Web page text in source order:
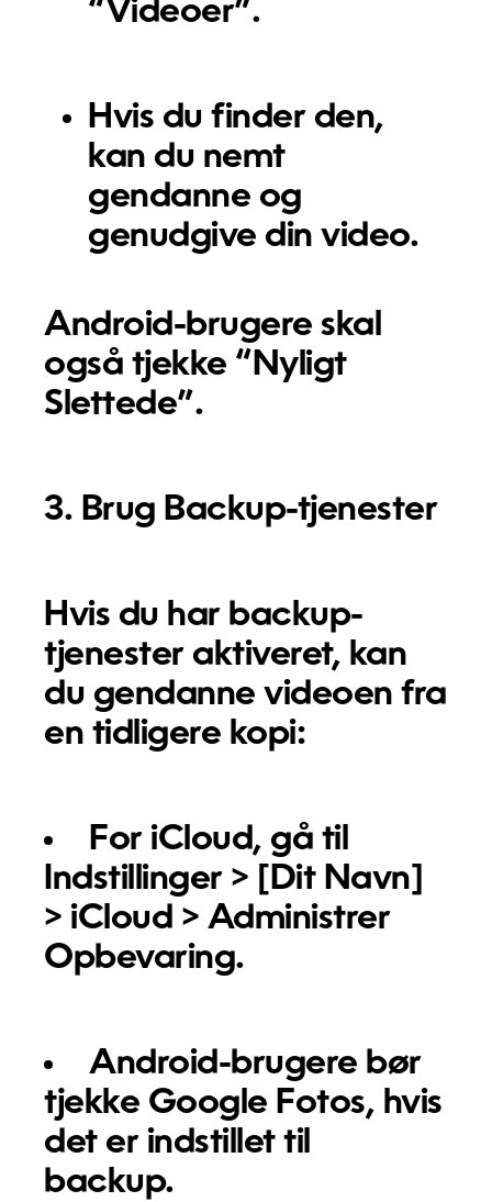
“Videoer”.
Hvis du finder den,
kan du nemt
gendanne og
genudgive din video.
Android-brugere skal
også tjekke “Nyligt
Slettede”.
3. Brug Backup-tjenester
Hvis du har backup-
tjenester aktiveret, kan
du gendanne videoen fra
en tidligere kopi:
For iCloud, gå til
Indstillinger > [Dit Navn]
> iCloud > Administrer
Opbevaring.
Android-brugere bør
tjekke Google Fotos, hvis
det er indstillet til
backup.